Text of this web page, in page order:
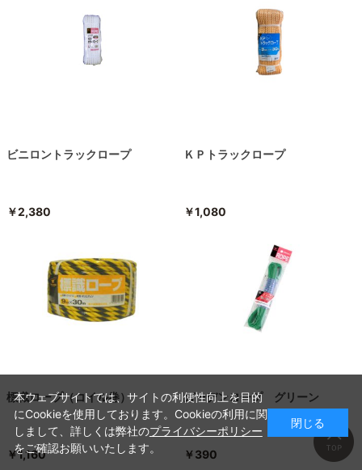
ビニロントラックロープ
￥2,380
ＫＰトラックロープ
￥1,080
標識ロープ（コイル巻）
￥1,160
ガーデンロープ グリーン
￥390
本ウェブサイトでは、サイトの利便性向上を目的
にCookieを使用しております。Cookieの利用に関
しまして、詳しくは弊社のプライバシーポリシー
をご確認お願いいたします。
閉じる